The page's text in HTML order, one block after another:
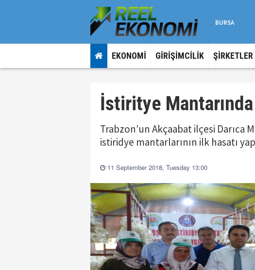
EKONOMİ GİRİŞİMCİLİK ŞİRKETLER
İstiritye
Trabzon’un Akçaabat ilçesi
istiridye mantarlarının ilk hasatı
11 September 2018, Tuesday 13:00